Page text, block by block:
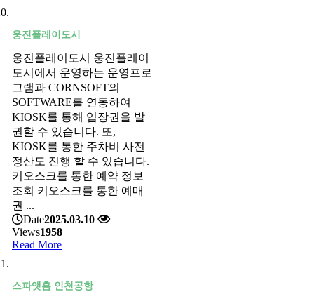
웅진플레이도시
웅진플레이도시 웅진플레이
도시에서 운영하는 운영프로
그램과 CORNSOFT의
SOFTWARE를 연동하여
KIOSK를 통해 입장권을 발
권할 수 있습니다. 또,
KIOSK를 통한 주차비 사전
정산도 진행 할 수 있습니다.
키오스크를 통한 예약 정보
조회 키오스크를 통한 예매
권 ...
Date2025.03.10
Views1958
Read More
스파앳홈 인천공항